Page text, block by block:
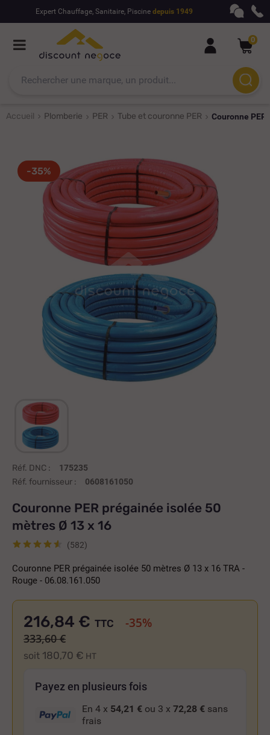
Expert Chauffage, Sanitaire, Piscine depuis 1949
0
Accueil Plomberie PER Tube et couronne PER Couronne
-35%
Réf. DNC : 175235
Réf. fournisseur : 0608161050
Couronne PER prégainée isolée 50
mètres Ø 13 x 16
(582)
Couronne PER prégainée isolée 50 mètres Ø 13 x 16 TRA -
Rouge - 06.08.161.050
216,84 €
soit 180,70 € HT
TTC -35%
333,60 €
Payez en plusieurs fois
En 4 x 54,21 € ou 3 x 72,28 € sans
frais